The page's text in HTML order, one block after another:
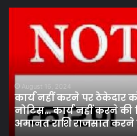
जारी किया गया
स्थिति पर ब्लैकलिस्टेड एवं
की दी गई चेतावनी
एवं
के